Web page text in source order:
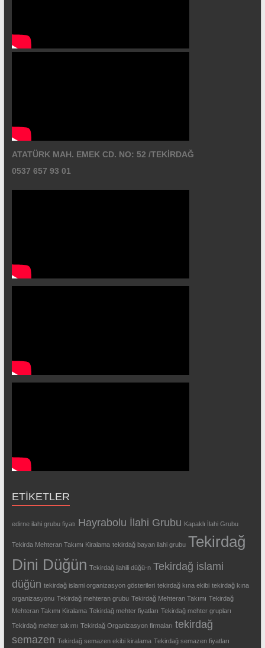
ATATÜRK MAH. EMEK CD. NO: 52 /TEKİRDAĞ
0537 657 93 01
ETIKETLER
edirne ilahi grubu fiyatı Hayrabolu İlahi Grubu Kapaklı İlahi Grubu
Tekirda Mehteran Takımı Kiralama tekirdağ bayan ilahi grubu Tekirdağ
Dini Düğün Tekirdağ ilahili düğü-n Tekirdağ islami
düğün tekirdağ islami organizasyon gösterileri tekirdağ kına ekibi tekirdağ kına
organizasyonu Tekirdağ mehteran grubu Tekirdağ Mehteran Takımı Tekirdağ
Mehteran Takımı Kiralama Tekirdağ mehter fiyatları Tekirdağ mehter grupları
Tekirdağ mehter takımı Tekirdağ Organizasyon firmaları tekirdağ
semazen Tekirdağ semazen ekibi kiralama Tekirdağ semazen fiyatları